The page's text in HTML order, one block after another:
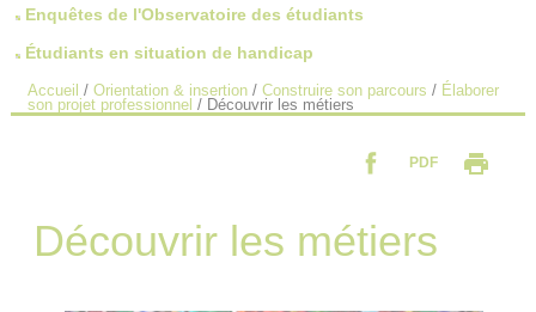
Enquêtes de l'Observatoire des étudiants
Étudiants en situation de handicap
Accueil / Orientation & insertion/ Construire son parcours / Élaborer
son projet professionnel / Découvrir les métiers
PDF
Découvrir les métiers